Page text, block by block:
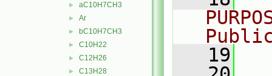
► aC10H7CH3
► Ar
► bC10H7CH3
► C10H22
► C12H26
► C13H28
   19